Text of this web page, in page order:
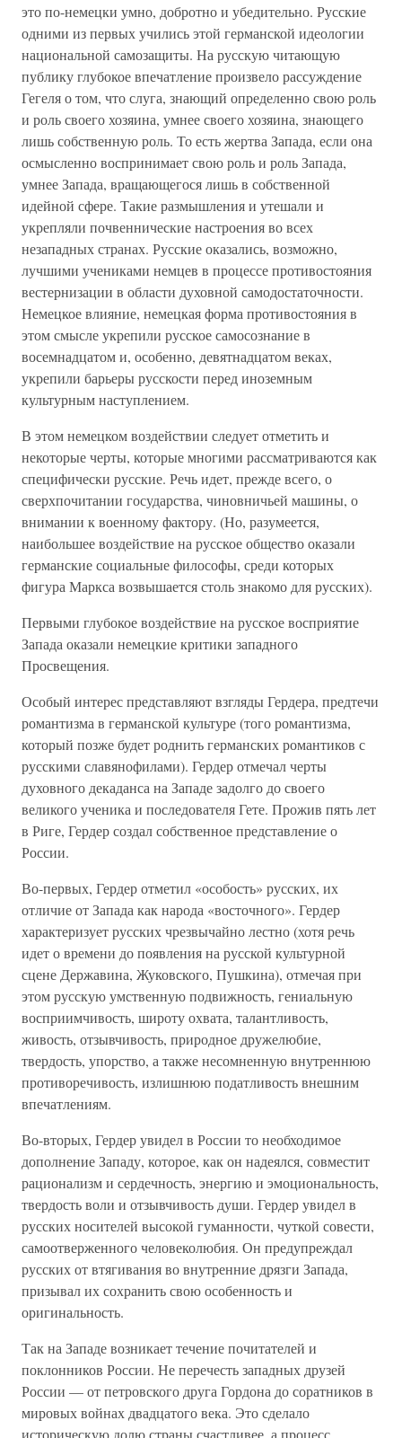
это по-немецки умно, добротно и убедительно. Русские
одними из первых учились этой германской идеологии
национальной самозащиты. На русскую читающую
публику глубокое впечатление произвело рассуждение
Гегеля о том, что слуга, знающий определенно свою роль
и роль своего хозяина, умнее своего хозяина, знающего
лишь собственную роль. То есть жертва Запада, если она
осмысленно воспринимает свою роль и роль Запада,
умнее Запада, вращающегося лишь в собственной
идейной сфере. Такие размышления и утешали и
укрепляли почвеннические настроения во всех
незападных странах. Русские оказались, возможно,
лучшими учениками немцев в процессе противостояния
вестернизации в области духовной самодостаточности.
Немецкое влияние, немецкая форма противостояния в
этом смысле укрепили русское самосознание в
восемнадцатом и, особенно, девятнадцатом веках,
укрепили барьеры русскости перед иноземным
культурным наступлением.
В этом немецком воздействии следует отметить и
некоторые черты, которые многими рассматриваются как
специфически русские. Речь идет, прежде всего, о
сверхпочитании государства, чиновничьей машины, о
внимании к военному фактору. (Но, разумеется,
наибольшее воздействие на русское общество оказали
германские социальные философы, среди которых
фигура Маркса возвышается столь знакомо для русских).
Первыми глубокое воздействие на русское восприятие
Запада оказали немецкие критики западного
Просвещения.
Особый интерес представляют взгляды Гердера, предтечи
романтизма в германской культуре (того романтизма,
который позже будет роднить германских романтиков с
русскими славянофилами). Гердер отмечал черты
духовного декаданса на Западе задолго до своего
великого ученика и последователя Гете. Прожив пять лет
в Риге, Гердер создал собственное представление о
России.
Во-первых, Гердер отметил «особость» русских, их
отличие от Запада как народа «восточного». Гердер
характеризует русских чрезвычайно лестно (хотя речь
идет о времени до появления на русской культурной
сцене Державина, Жуковского, Пушкина), отмечая при
этом русскую умственную подвижность, гениальную
восприимчивость, широту охвата, талантливость,
живость, отзывчивость, природное дружелюбие,
твердость, упорство, а также несомненную внутреннюю
противоречивость, излишнюю податливость внешним
впечатлениям.
Во-вторых, Гердер увидел в России то необходимое
дополнение Западу, которое, как он надеялся, совместит
рационализм и сердечность, энергию и эмоциональность,
твердость воли и отзывчивость души. Гердер увидел в
русских носителей высокой гуманности, чуткой совести,
самоотверженного человеколюбия. Он предупреждал
русских от втягивания во внутренние дрязги Запада,
призывал их сохранить свою особенность и
оригинальность.
Так на Западе возникает течение почитателей и
поклонников России. Не перечесть западных друзей
России — от петровского друга Гордона до соратников в
мировых войнах двадцатого века. Это сделало
историческую долю страны счастливее, а процесс